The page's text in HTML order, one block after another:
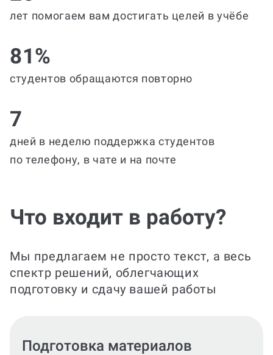
лет помогаем вам достигать целей в учёбе
81%
студентов обращаются повторно
7
дней в неделю поддержка студентов
по телефону, в чате и на почте
Что входит в работу?
Мы предлагаем не просто текст, а весь
спектр решений, облегчающих
подготовку и сдачу вашей работы
Составление дневника и